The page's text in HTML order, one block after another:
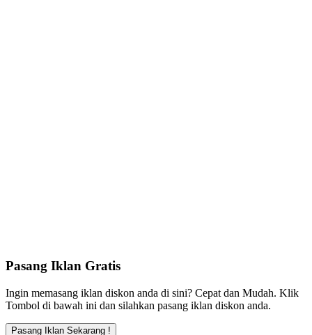
Pasang Iklan Gratis
Ingin memasang iklan diskon anda di sini? Cepat dan Mudah. Klik
Tombol di bawah ini dan silahkan pasang iklan diskon anda.